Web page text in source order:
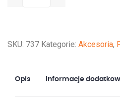
x
MC4
SKU: 737 Kategorie: Akcesoria,
Opis Informacje